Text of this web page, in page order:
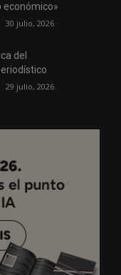
económico»
30 julio, 2026
del
29 julio, 2026